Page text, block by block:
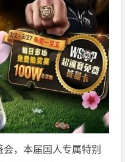
，本届国人专属特别